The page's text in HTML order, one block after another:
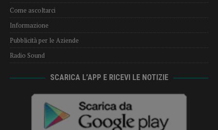
Come ascoltarci
Informazione
Pubblicità per le Aziende
Radio Sound
SCARICA L’APP E RICEVI LE NOTIZIE